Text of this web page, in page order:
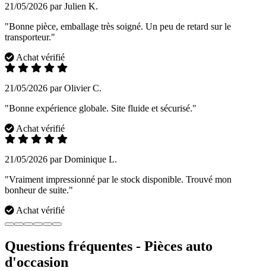
21/05/2026 par Julien K.
"Bonne pièce, emballage très soigné. Un peu de retard sur le
transporteur."
Achat vérifié
21/05/2026 par Olivier C.
"Bonne expérience globale. Site fluide et sécurisé."
Achat vérifié
21/05/2026 par Dominique L.
"Vraiment impressionné par le stock disponible. Trouvé mon
bonheur de suite."
Achat vérifié
Questions fréquentes - Pièces auto
d'occasion